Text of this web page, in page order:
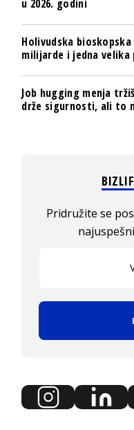
u 2026. godini
Holivudska
milijarde i jedna velika
Job hugging menja
drže sigurnosti, ali to
Pridružite se